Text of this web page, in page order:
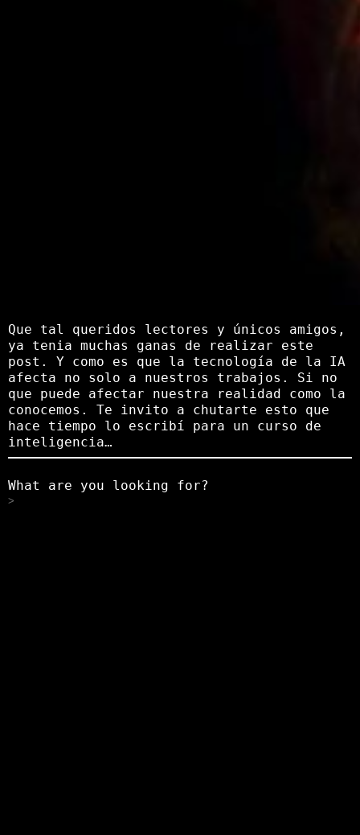
Que tal queridos lectores y únicos amigos,
ya tenia muchas ganas de realizar este
post. Y como es que la tecnología de la IA
afecta no solo a nuestros trabajos. Si no
que puede afectar nuestra realidad como la
conocemos. Te invito a chutarte esto que
hace tiempo lo escribí para un curso de
inteligencia…
What are you looking for?